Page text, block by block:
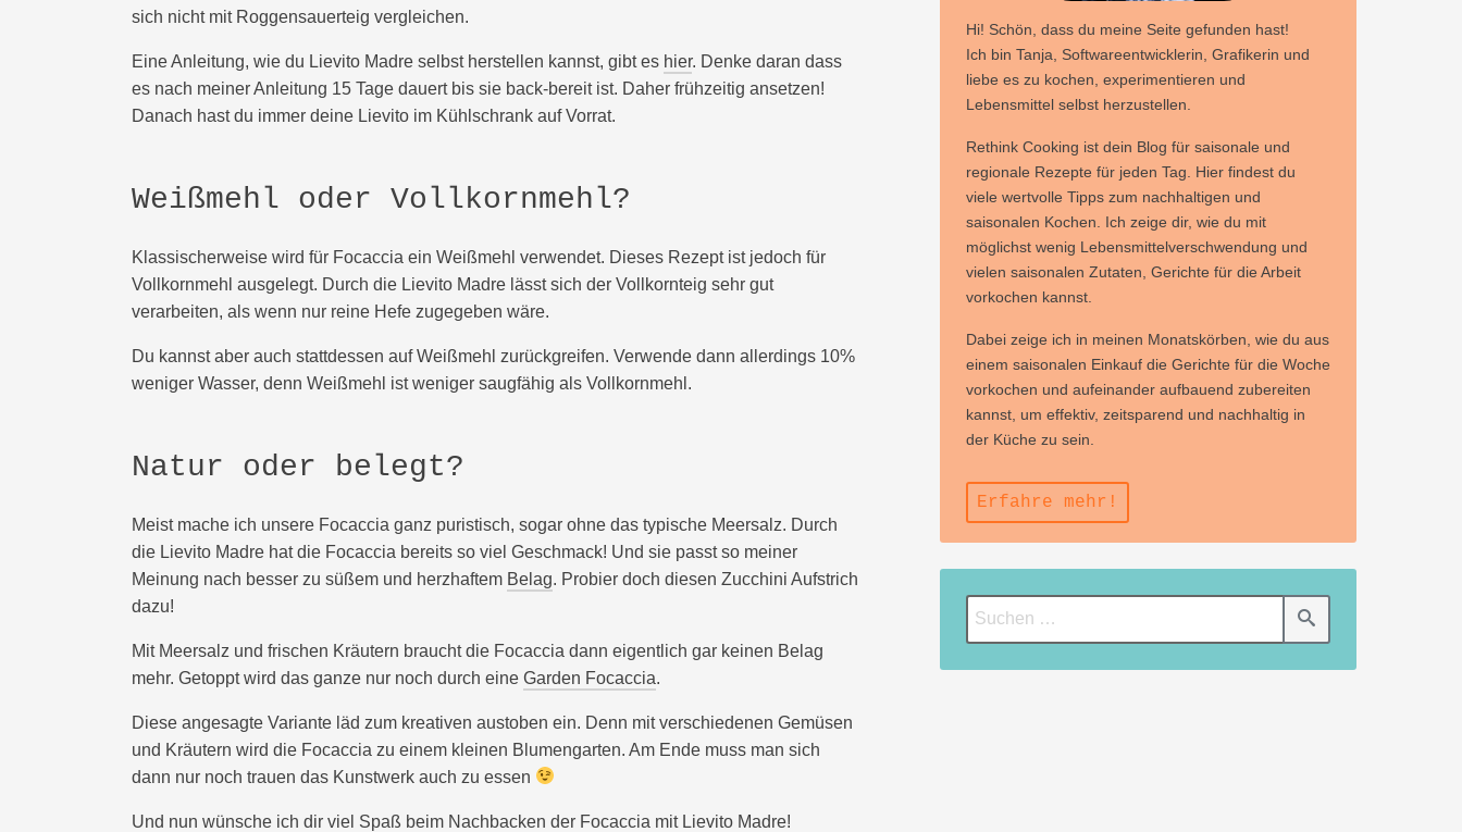
Hi! Schön, dass du meine Seite gefunden hast!
Ich bin Tanja, Softwareentwicklerin, Grafikerin und
liebe es zu kochen, experimentieren und
Lebensmittel selbst herzustellen.
Rethink Cooking ist dein Blog für saisonale und
regionale Rezepte für jeden Tag. Hier findest du
viele wertvolle Tipps zum nachhaltigen und
saisonalen Kochen. Ich zeige dir, wie du mit
möglichst wenig Lebensmittelverschwendung und
vielen saisonalen Zutaten, Gerichte für die Arbeit
vorkochen kannst.
Dabei zeige ich in meinen Monatskörben, wie du aus
einem saisonalen Einkauf die Gerichte für die Woche
vorkochen und aufeinander aufbauend zubereiten
kannst, um effektiv, zeitsparend und nachhaltig in
der Küche zu sein.
Erfahre mehr!
sich nicht mit Roggensauerteig vergleichen.
Eine Anleitung, wie du Lievito Madre selbst herstellen kannst, gibt es hier. Denke daran dass
es nach meiner Anleitung 15 Tage dauert bis sie back-bereit ist. Daher frühzeitig ansetzen!
Danach hast du immer deine Lievito im Kühlschrank auf Vorrat.
Weißmehl oder Vollkornmehl?
Klassischerweise wird für Focaccia ein Weißmehl verwendet. Dieses Rezept ist jedoch für
Vollkornmehl ausgelegt. Durch die Lievito Madre lässt sich der Vollkornteig sehr gut
verarbeiten, als wenn nur reine Hefe zugegeben wäre.
Du kannst aber auch stattdessen auf Weißmehl zurückgreifen. Verwende dann allerdings 10%
weniger Wasser, denn Weißmehl ist weniger saugfähig als Vollkornmehl.
Natur oder belegt?
Meist mache ich unsere Focaccia ganz puristisch, sogar ohne das typische Meersalz. Durch
die Lievito Madre hat die Focaccia bereits so viel Geschmack! Und sie passt so meiner
Meinung nach besser zu süßem und herzhaftem Belag. Probier doch diesen Zucchini Aufstrich
dazu!
Mit Meersalz und frischen Kräutern braucht die Focaccia dann eigentlich gar keinen Belag
mehr. Getoppt wird das ganze nur noch durch eine Garden Focaccia.
Diese angesagte Variante läd zum kreativen austoben ein. Denn mit verschiedenen Gemüsen
und Kräutern wird die Focaccia zu einem kleinen Blumengarten. Am Ende muss man sich
dann nur noch trauen das Kunstwerk auch zu essen
Und nun wünsche ich dir viel Spaß beim Nachbacken der Focaccia mit Lievito Madre!